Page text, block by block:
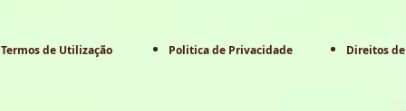
Termos de Utilização Politica de Privacidade Direitos